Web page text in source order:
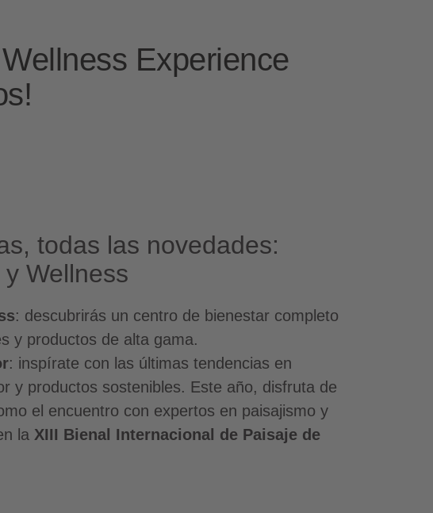
Experience
todas las novedades:
Wellness
: descubrirás un centro de bienestar completo
y productos de alta gama.
: inspírate con las últimas tendencias en
y productos sostenibles. Este año, disfruta de
el encuentro con expertos en paisajismo y
la XIII Bienal Internacional de Paisaje de